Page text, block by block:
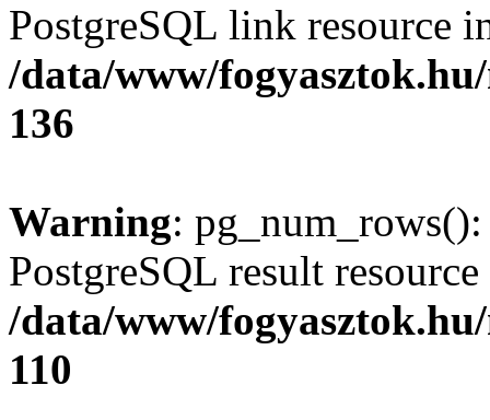
PostgreSQL link resource
/data/www/
136
Warning:
PostgreSQL result
/data/www/
110